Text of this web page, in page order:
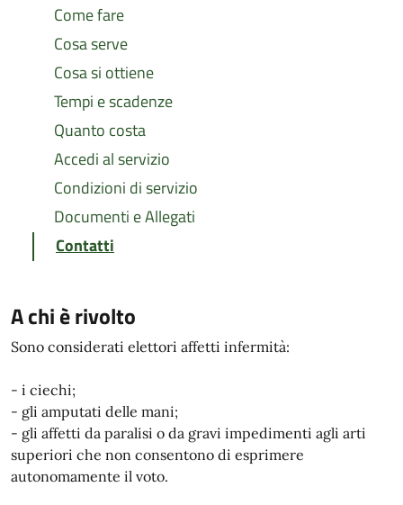
Come fare
Cosa serve
Cosa si ottiene
Tempi e scadenze
Quanto costa
Accedi al servizio
Condizioni di servizio
Documenti e Allegati
Contatti
A chi è rivolto
Sono considerati elettori affetti infermità:
- i ciechi;
- gli amputati delle mani;
- gli affetti da paralisi o da gravi impedimenti agli arti
superiori che non consentono di esprimere
autonomamente il voto.